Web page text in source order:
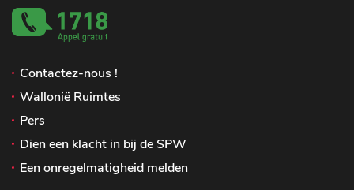
Contactez-nous !
Wallonië Ruimtes
Pers
Dien een klacht in bij de SPW
Een onregelmatigheid melden